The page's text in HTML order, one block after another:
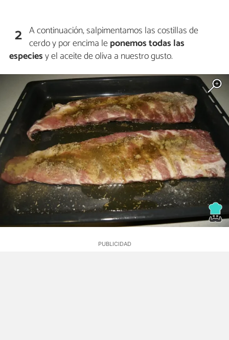
2 A continuación, salpimentamos las costillas de
cerdo y por encima leponemos todas las
especiesy el aceite de oliva a nuestro gusto.